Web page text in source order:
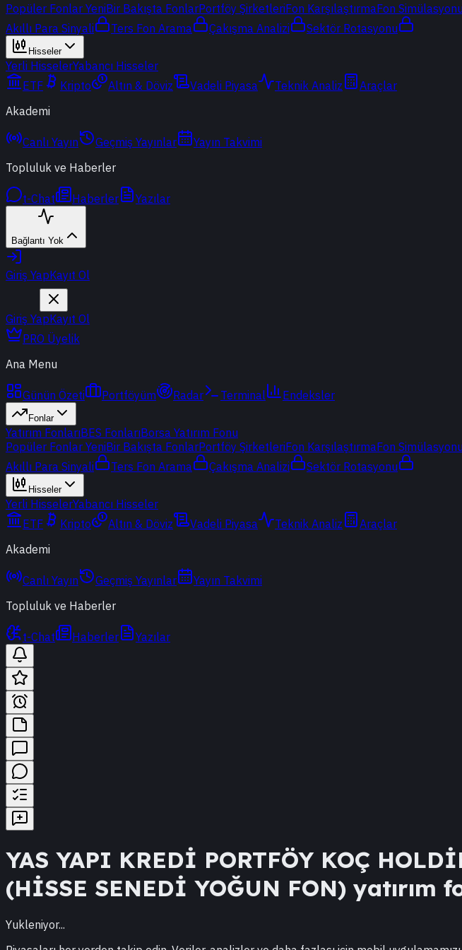
Popüler Fonlar YeniBir Bakışta FonlarPortföy ŞirketleriFon KarşılaştırmaFon Simülasyonu
Akıllı Para Sinyali
Ters Fon Arama Çakışma Analizi Sektör Rotasyonu
Hisseler
Yerli HisselerYabancı Hisseler
ETF
Kripto Altın & Döviz Vadeli Piyasa Teknik Analiz
Araçlar
Akademi
Canlı Yayın Geçmiş Yayınlar
Yayın Takvimi
Topluluk ve Haberler
t-Chat Haberler Yazılar
Bağlantı Yok
Giriş YapKayıt Ol
Giriş YapKayıt Ol
PRO Üyelik
Ana Menu
Günün Özeti Portföyüm Radar Terminal Endeksler
Fonlar
Yatırım FonlarıBES FonlarıBorsa Yatırım Fonu
Popüler Fonlar YeniBir Bakışta FonlarPortföy ŞirketleriFon KarşılaştırmaFon Simülasyonu
Akıllı Para Sinyali
Ters Fon Arama Çakışma Analizi Sektör Rotasyonu
Hisseler
Yerli HisselerYabancı Hisseler
ETF
Kripto Altın & Döviz Vadeli Piyasa Teknik Analiz
Araçlar
Akademi
Canlı Yayın Geçmiş Yayınlar
Yayın Takvimi
Topluluk ve Haberler
t-Chat Haberler Yazılar
YAS YAPI KREDİ PORTFÖY KOÇ
(HİSSE SENEDİ YOĞUN FON) yatırım
Yukleniyor...